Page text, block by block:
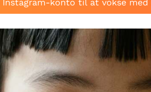
Instagram-konto til at vokse